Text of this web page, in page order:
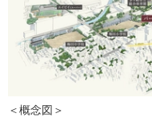
＜概念図＞